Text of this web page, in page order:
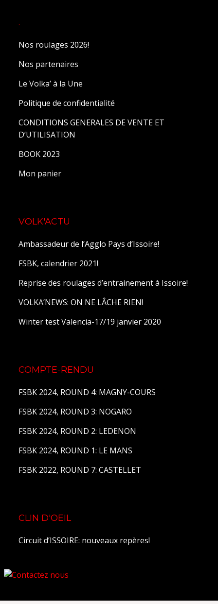
.
Nos roulages 2026!
Nos partenaires
Le Volka’ à la Une
Politique de confidentialité
CONDITIONS GENERALES DE VENTE ET
D’UTILISATION
BOOK 2023
Mon panier
VOLK'ACTU
Ambassadeur de l’Agglo Pays d’Issoire!
FSBK, calendrier 2021!
Reprise des roulages d’entrainement à Issoire!
VOLKA’NEWS: ON NE LÂCHE RIEN!
Winter test Valencia-17/19 janvier 2020
COMPTE-RENDU
FSBK 2024, ROUND 4: MAGNY-COURS
FSBK 2024, ROUND 3: NOGARO
FSBK 2024, ROUND 2: LEDENON
FSBK 2024, ROUND 1: LE MANS
FSBK 2022, ROUND 7: CASTELLET
CLIN D'OEIL
Circuit d’ISSOIRE: nouveaux repères!